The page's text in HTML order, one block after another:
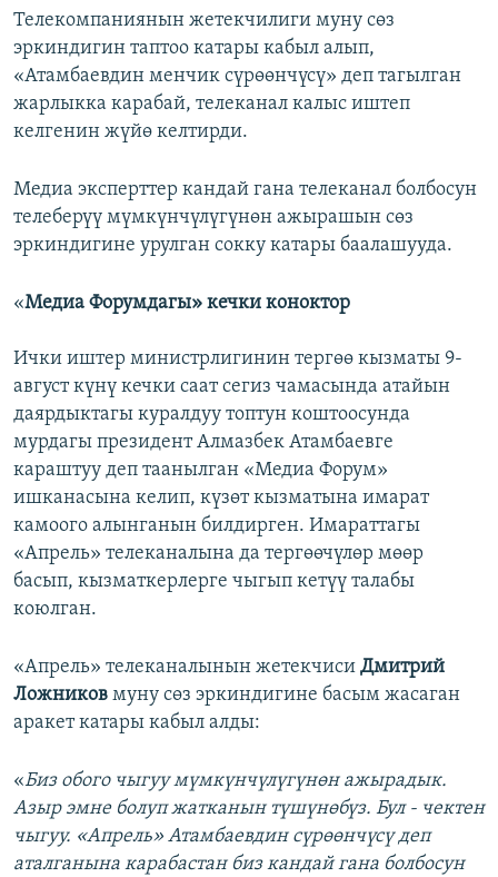
Телекомпаниянын жетекчилиги муну сөз
эркиндигин таптоо катары кабыл алып,
«Атамбаевдин менчик сүрөөнчүсү» деп тагылган
жарлыкка карабай, телеканал калыс иштеп
келгенин жүйө келтирди.
Медиа эксперттер кандай гана телеканал болбосун
телеберүү мүмкүнчүлүгүнөн ажырашын сөз
эркиндигине урулган сокку катары баалашууда.
«​Медиа Форумдагы» кечки коноктор
Ички иштер министрлигинин тергөө кызматы 9-
август күнү кечки саат сегиз чамасында атайын
даярдыктагы куралдуу топтун коштоосунда
мурдагы президент Алмазбек Атамбаевге
караштуу деп таанылган «Медиа Форум»
ишканасына келип, күзөт кызматына имарат
камоого алынганын билдирген. Имараттагы
«Апрель» телеканалына да тергөөчүлөр мөөр
басып, кызматкерлерге чыгып кетүү талабы
коюлган.
«Апрель» телеканалынын жетекчиси Дмитрий
Ложников муну сөз эркиндигине басым жасаган
аракет катары кабыл алды:
«Биз обого чыгуу мүмкүнчүлүгүнөн ажырадык.
Азыр эмне болуп жатканын түшүнөбүз. Бул - чектен
чыгуу. «Апрель» Атамбаевдин сүрөөнчүсү деп
аталганына карабастан биз кандай гана болбосун